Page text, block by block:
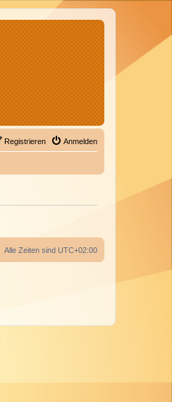
Anmelden
Registrieren
Alle Zeiten sind UTC+02:00